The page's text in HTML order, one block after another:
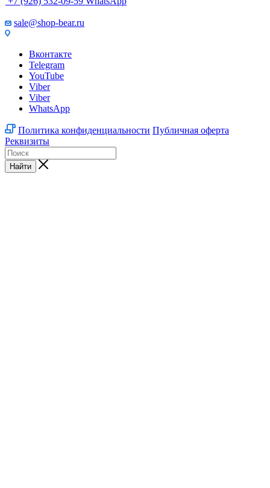
sale@shop-bear.ru
Вконтакте
Telegram
YouTube
Viber
Viber
WhatsApp
Политика конфиденциальности Публичная оферта
Реквизиты
Найти